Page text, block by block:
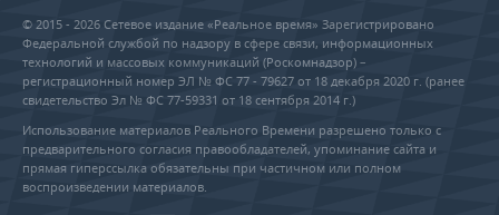
© 2015 - 2026 Сетевое издание «Реальное время» Зарегистрировано
Федеральной службой по надзору в сфере связи, информационных
технологий и массовых коммуникаций (Роскомнадзор) –
регистрационный номер ЭЛ № ФС 77 - 79627 от 18 декабря 2020 г. (ранее
свидетельство Эл № ФС 77-59331 от 18 сентября 2014 г.)
Использование материалов Реального Времени разрешено только с
предварительного согласия правообладателей, упоминание сайта и
прямая гиперссылка обязательны при частичном или полном
воспроизведении материалов.